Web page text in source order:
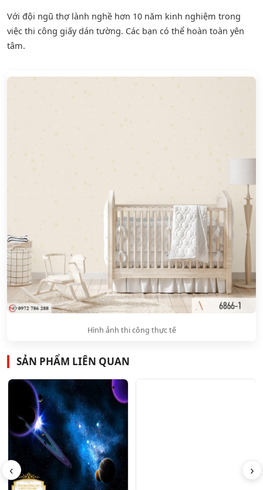
Với đội ngũ thợ lành nghề hơn 10 năm kinh nghiệm trong
việc thi công giấy dán tường. Các bạn có thể hoàn toàn yên
tâm.
Hình ảnh thi công thực tế
SẢN PHẨM LIÊN QUAN
‹ ›